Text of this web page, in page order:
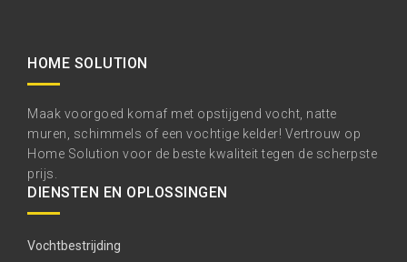
HOME SOLUTION
Maak voorgoed komaf met opstijgend vocht, natte
muren, schimmels of een vochtige kelder! Vertrouw op
Home Solution voor de beste kwaliteit tegen de scherpste
prijs.
DIENSTEN EN OPLOSSINGEN
Vochtbestrijding